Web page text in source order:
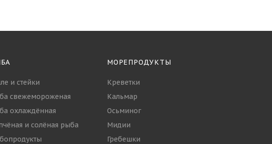
и стейки
свежемороженая
охлаждённая
и солёная рыба
МОРЕПРОДУКТЫ
Креветки
Кальмар
Осьминог
Мидии
Гребешки